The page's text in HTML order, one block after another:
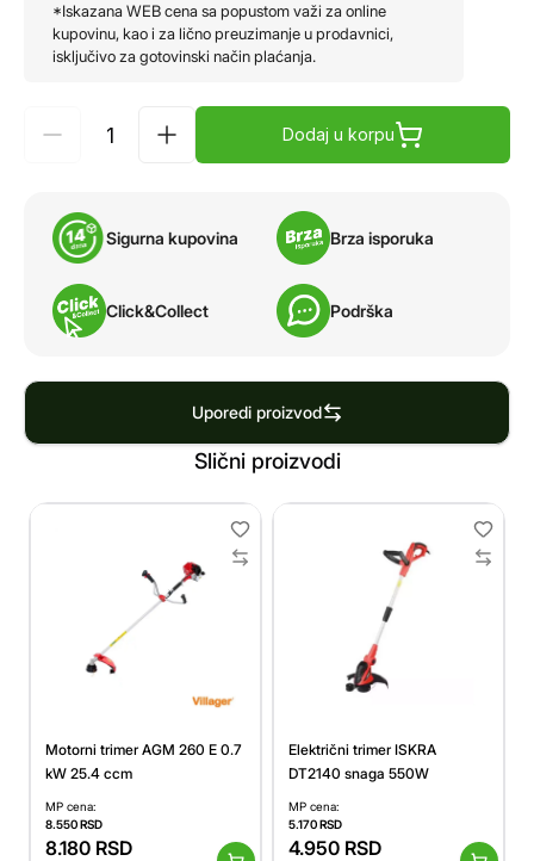
*Iskazana WEB cena sa popustom važi za online
kupovinu, kao i za lično preuzimanje u prodavnici,
isključivo za gotovinski način plaćanja.
Dodaj u korpu
Sigurna kupovina Brza isporuka
Click&Collect Podrška
Uporedi proizvod
Slični proizvodi
Motorni trimer AGM 260 E 0.7
kW 25.4 ccm
MP cena:
8.550RSD
8.180 RSD
Električni trimer ISKRA
DT2140 snaga 550W
MP cena:
5.170RSD
4.950 RSD